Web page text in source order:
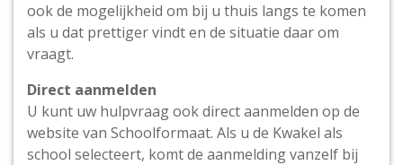
ook de mogelijkheid om bij u thuis langs te komen
als u dat prettiger vindt en de situatie daar om
vraagt.
Direct aanmelden
U kunt uw hulpvraag ook direct aanmelden op de
website van Schoolformaat. Als u de Kwakel als
school selecteert, komt de aanmelding vanzelf bij